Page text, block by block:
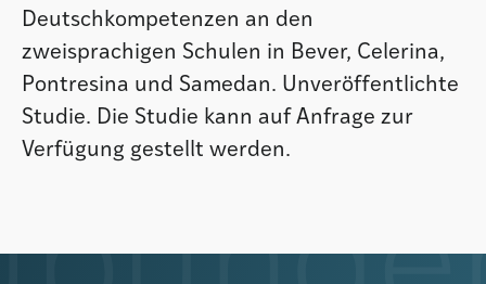
Deutschkompetenzen an den
zweisprachigen Schulen in Bever, Celerina,
Pontresina und Samedan. Unveröffentlichte
Studie. Die Studie kann auf Anfrage zur
Verfügung gestellt werden.